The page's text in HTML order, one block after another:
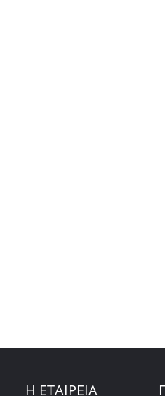
Η ΕΤΑΙΡΕΙΑ